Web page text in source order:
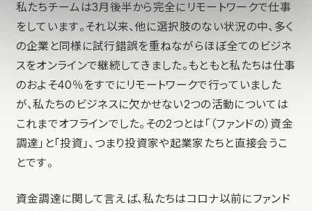
私たちチームは3月後半から完全にリモートワークで仕事
をしています。それ以来、他に選択肢のない状況の中、多く
の企業と同様に試行錯誤を重ねながらほぼ全てのビジネ
スをオンラインで継続してきました。もともと私たちは仕事
のおよそ40％をすでにリモートワークで行っていました
が、私たちのビジネスに欠かせない2つの活動については
これまでオフラインでした。その2つとは「（ファンドの）資金
調達」と「投資」、つまり投資家や起業家たちと直接会うこ
とです。
資金調達に関して言えば、私たちはコロナ以前にファンド